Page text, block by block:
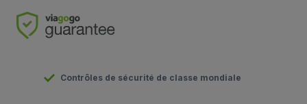
Contrôles de sécurité de classe mondiale